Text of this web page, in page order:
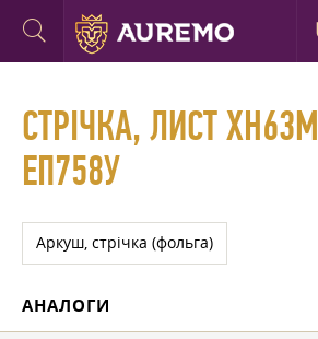
СТРІЧКА, ЛИСТ
ЕП758У
Аркуш, стрічка (фольга)
АНАЛОГИ